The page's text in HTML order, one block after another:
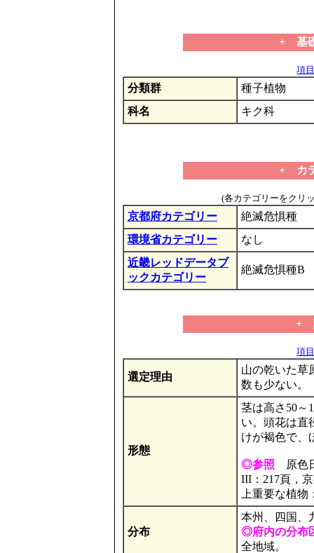
+ 基
項
分類群
種子植物
科名
キク科
+ カ
(各カテゴリーをクリ
京都府カテゴリー
絶滅危惧種
環境省カテゴリー
なし
近畿レッドデータブ
ックカテゴリー
絶滅危惧種B
+
項
選定理由
山の乾いた草
数も少ない。
形態
茎は高さ50～
い。頭花は直
けが褐色で、
◎参照 原色
III：217頁，
上重要な植物
分布
本州、四国、
◎府内の分布
全地域。